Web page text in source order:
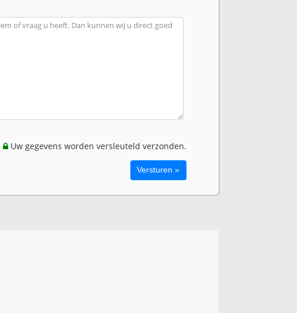
Uw gegevens worden versleuteld verzonden.